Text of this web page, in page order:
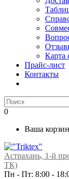
Карта
Прайс-лист
Контакты
0
Ваша
Астрахань, 1-й
ТК)
Пн - Пт: 8:00 -